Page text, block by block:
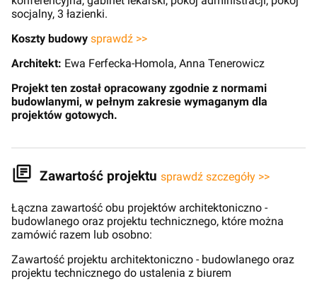
socjalny, 3 łazienki.
Koszty budowy sprawdź >>
Architekt: Ewa Ferfecka-Homola, Anna Tenerowicz
Projekt ten został opracowany zgodnie z normami
budowlanymi, w pełnym zakresie wymaganym dla
projektów gotowych.
Zawartość projektu sprawdź szczegóły >>
Łączna zawartość obu projektów architektoniczno -
budowlanego oraz projektu technicznego, które można
zamówić razem lub osobno:
Zawartość projektu architektoniczno - budowlanego oraz
projektu technicznego do ustalenia z biurem